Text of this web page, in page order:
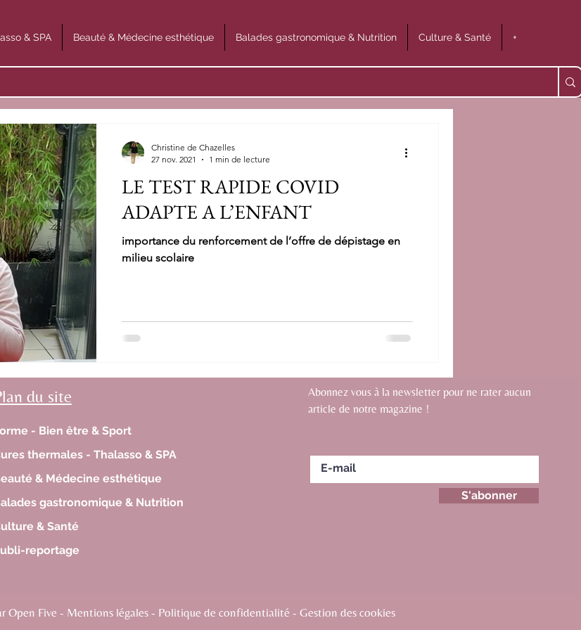
& SPA Beauté & Médecine esthétique Balades gastronomique & Nutrition Culture & Santé +
LE TEST RAPIDE COVID
ADAPTE A L’ENFANT
importance du renforcement de l’offre de dépistage en
milieu scolaire
Christine de Chazelles
27 nov. 2021
1 min de lecture
du site
- Bien être & Sport
thermales - Thalasso & SPA
& Médecine esthétique
gastronomique & Nutrition
& Santé
reportage
Abonnez vous à la newsletter pour ne rater aucun
article de notre magazine !
S'abonner
Open Five - Mentions légales - Politique de confidentialité - Gestion des cookies